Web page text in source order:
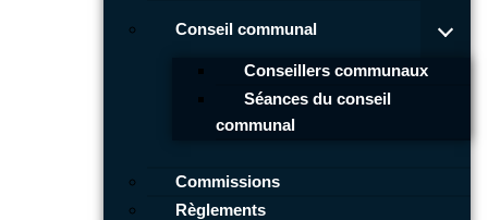
Conseil communal
Conseillers communaux
Séances du conseil
communal
Commissions
Règlements